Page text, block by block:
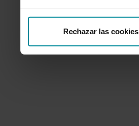
Rechazar las cookies